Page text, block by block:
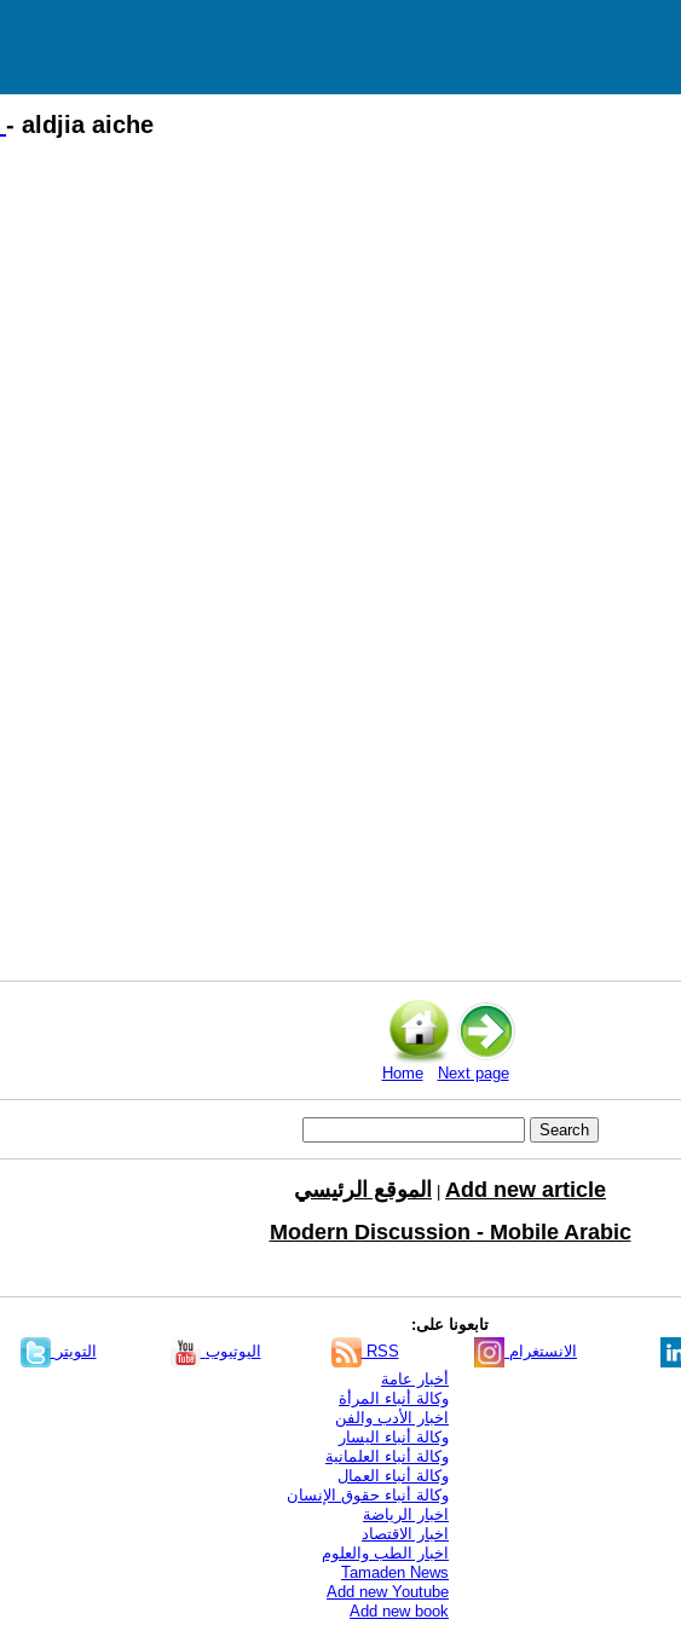
- aldjia aiche
Home Next page
الموقع الرئيسي
Add new article
Modern Discussion - Mobile Arabic
تابعونا على:
التويتر اليوتيوب RSS الانستغرام
أخبار عامة
وكالة أنباء المرأة
اخبار الأدب والفن
وكالة أنباء اليسار
وكالة أنباء العلمانية
وكالة أنباء العمال
وكالة أنباء حقوق الإنسان
اخبار الرياضة
اخبار الاقتصاد
اخبار الطب والعلوم
Tamaden News
Add new Youtube
Add new book